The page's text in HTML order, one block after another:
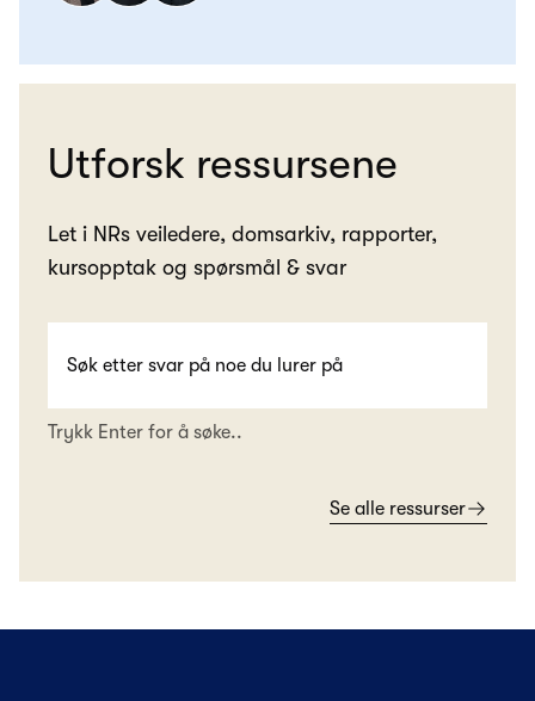
Utforsk ressursene
Let i NRs veiledere, domsarkiv, rapporter,
kursopptak og spørsmål & svar
Trykk Enter for å søke..
Se alle ressurser